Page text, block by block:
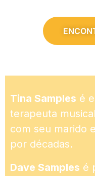
Tina Samples é
terapeuta
com seu marido
por décadas.
Dave Samples é